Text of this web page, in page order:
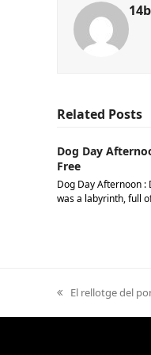
Related Posts
Dog Day
Free
Dog Day Afternoon :
was a labyrinth, full
previous
El rellotge del